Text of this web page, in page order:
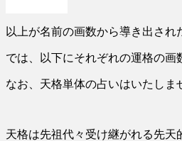
以上が名前の画数から導き出され
では、以下にそれぞれの運格の画
なお、天格単体の占いはいたしま
天格は先祖代々受け継がれる先天